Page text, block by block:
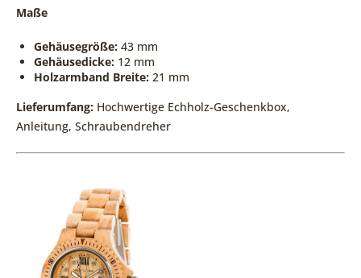
Maße
Gehäusegröße: 43 mm
Gehäusedicke: 12 mm
Holzarmband Breite: 21 mm
Lieferumfang: Hochwertige Echholz-Geschenkbox,
Anleitung, Schraubendreher